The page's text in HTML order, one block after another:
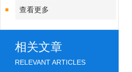
查看更多
相关文章
RELEVANT ARTICLES